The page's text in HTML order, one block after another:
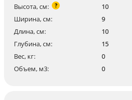
Высота, см: ?
10
Ширина, см:
9
Длина, см:
10
Глубина, см:
15
Вес, кг:
0
Объем, м3:
0